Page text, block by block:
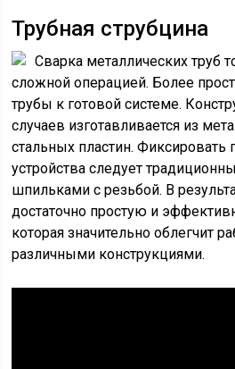
Трубная струбцина
Сварка металлических труб
сложной операцией. Более
трубы к готовой системе.
случаев изготавливается из
стальных пластин. Фиксировать
устройства следует
шпильками с резьбой. В
достаточно простую и
которая значительно облегчит
различными конструкциями.